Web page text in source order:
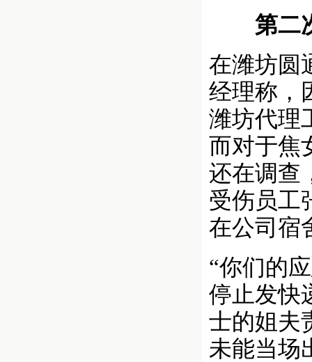
第二次
在潍坊圆
经理称，
潍坊代理
而对于焦
还在调查
受伤员工
在公司宿
“你们的
停止发快
士的姐夫
未能当场